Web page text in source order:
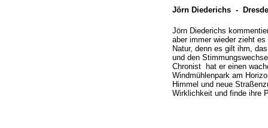
Jörn Diederichs -
Jörn Diederichs
aber immer wieder zieht
Natur, denn es gilt ihm,
und den
Chronist hat er einen
Windmühlenpark am
Himmel und neue
Wirklichkeit und finde ihre